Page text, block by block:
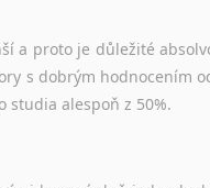
a proto je důležité
s dobrým hodnocením
studia alespoň z 50%.